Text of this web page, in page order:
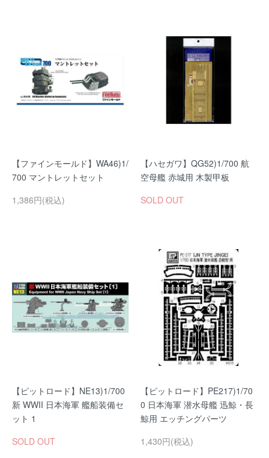
【ファインモールド】WA46)1/
700 マントレットセット
1,386円(税込)
【ハセガワ】QG52)1/700 航
空母艦 赤城用 木製甲板
SOLD OUT
【ピットロード】NE13)1/700
新 WWII 日本海軍 艦船装備セ
ット 1
SOLD OUT
【ピットロード】PE217)1/70
0 日本海軍 潜水母艦 迅鯨・長
鯨用 エッチングパーツ
1,430円(税込)